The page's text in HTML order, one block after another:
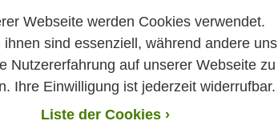
Webseite werden Cookies verwendet.
ihnen sind essenziell, während andere uns
Nutzererfahrung auf unserer Webseite zu
Ihre Einwilligung ist jederzeit widerrufbar.
Liste der Cookies ›
Mitmachen
› Hands off Nature
Helfen
›